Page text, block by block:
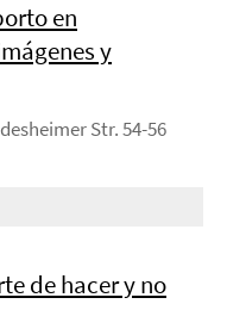
en
y
Str. 54-56
de hacer y no